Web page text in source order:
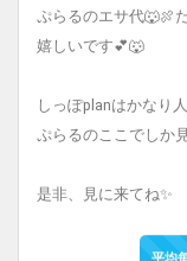
ぷらるのエサ代🐺🍖
嬉しいです💕🐺
しっぽplanはかなり
ぷらるのここでしか
是非、見に来てね✨